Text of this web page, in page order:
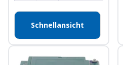
Schnellansicht